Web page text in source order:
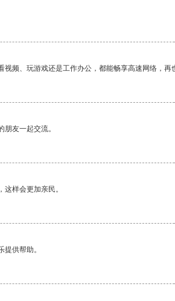
频、玩游戏还是工作办公，都能畅享高速网络，
友一起交流。
样会更加亲民。
供帮助。